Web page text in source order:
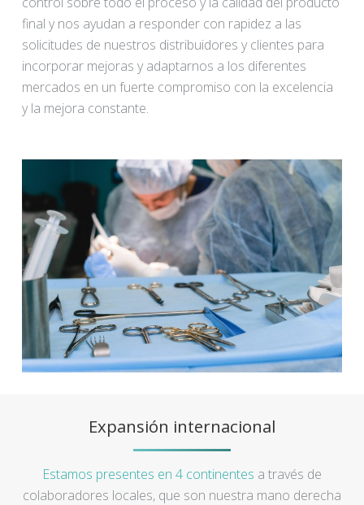
final y nos ayudan a responder con rapidez a las
solicitudes de nuestros distribuidores y clientes para
incorporar mejoras y adaptarnos a los diferentes
mercados en un fuerte compromiso con la excelencia
y la mejora constante.
Expansión internacional
Estamos presentes en 4 continentes a través de
colaboradores locales, que son nuestra mano derecha